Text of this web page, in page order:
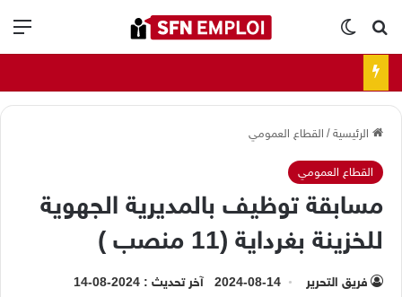
بحث عنالوضع المظلم
الرئيسية/ القطاع العمومي
القطاع العمومي
مسابقة توظيف بالمديرية الجهوية
للخزينة بغرداية (11 منصب )
فريق التحرير 2024-08-14 آخر تحديث : 2024-08-14